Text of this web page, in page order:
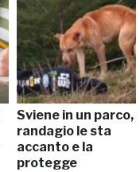
Sviene in un parco,
randagio le sta
accanto e la
protegge